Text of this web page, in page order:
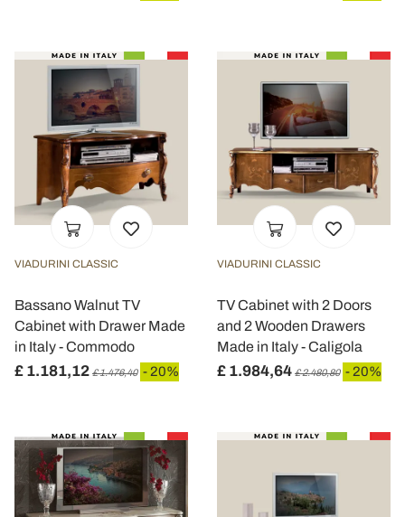
raccolto dal suo utilizzo dei loro servizi.
VIADURINI CLASSIC
Bassano Walnut TV
Cabinet with Drawer Made
in Italy - Commodo
£ 1.181,12 £ 1.476,40 - 20%
VIADURINI CLASSIC
TV Cabinet with 2 Doors
and 2 Wooden Drawers
Made in Italy - Caligola
£ 1.984,64 £ 2.480,80 - 20%